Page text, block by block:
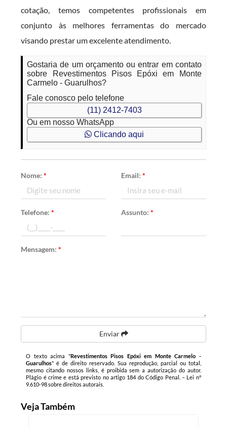
cotação, temos competentes profissionais em
conjunto às melhores ferramentas do mercado
visando prestar um excelente atendimento.
Gostaria de um orçamento ou entrar em contato
sobre Revestimentos Pisos Epóxi em Monte
Carmelo - Guarulhos?
Fale conosco pelo telefone
(11) 2412-7403
Ou em nosso WhatsApp
Clicando aqui
Nome:* Email: *
Telefone:* Assunto: *
Mensagem:*
Enviar
O texto acima "Revestimentos Pisos Epóxi em Monte Carmelo -
Guarulhos" é de direito reservado. Sua reprodução, parcial ou total,
mesmo citando nossos links, é proibida sem a autorização do autor.
Plágio é crime e está previsto no artigo 184 do Código Penal. – Lei n°
9.610-98 sobre direitos autorais
Veja Também